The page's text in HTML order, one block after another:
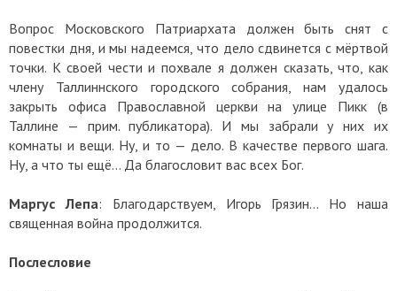
Вопрос Московского Патриархата должен быть снят с
повестки дня, и мы надеемся, что дело сдвинется с мёртвой
точки. К своей чести и похвале я должен сказать, что, как
члену Таллиннского городского собрания, нам удалось
закрыть офиса Православной церкви на улице Пикк (в
Таллине — прим. публикатора). И мы забрали у них их
комнаты и вещи. Ну, и то — дело. В качестве первого шага.
Ну, а что ты ещё... Да благословит вас всех Бог.
Маргус Лепа: Благодарствуем, Игорь Грязин... Но наша
священная война продолжится.
Послесловие